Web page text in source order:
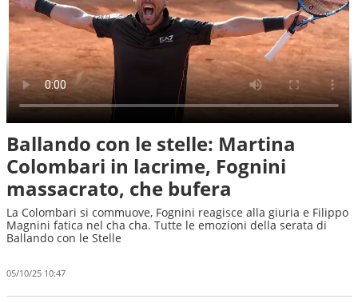
Ballando con le stelle: Martina
Colombari in lacrime, Fognini
massacrato, che bufera
La Colombari si commuove, Fognini reagisce alla giuria e Filippo
Magnini fatica nel cha cha. Tutte le emozioni della serata di
Ballando con le Stelle
05/10/25 10:47